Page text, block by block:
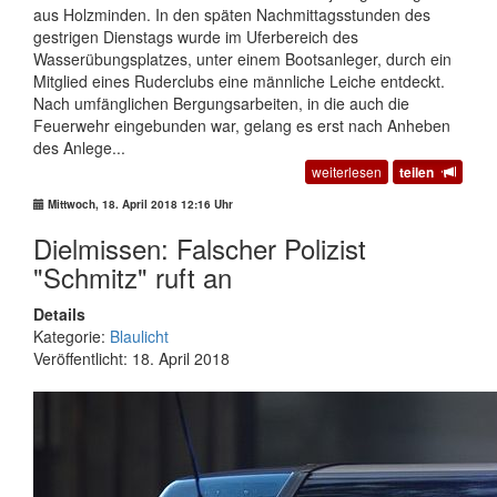
aus Holzminden. In den späten Nachmittagsstunden des
gestrigen Dienstags wurde im Uferbereich des
Wasserübungsplatzes, unter einem Bootsanleger, durch ein
Mitglied eines Ruderclubs eine männliche Leiche entdeckt.
Nach umfänglichen Bergungsarbeiten, in die auch die
Feuerwehr eingebunden war, gelang es erst nach Anheben
des Anlege...
weiterlesen teilen
Mittwoch, 18. April 2018 12:16 Uhr
Dielmissen: Falscher Polizist
"Schmitz" ruft an
Details
Kategorie: Blaulicht
Veröffentlicht: 18. April 2018